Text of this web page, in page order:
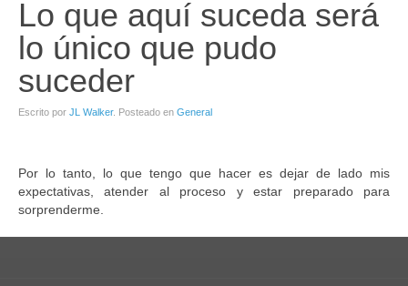
Lo que aquí suceda será
lo único que pudo
suceder
Escrito por JL Walker. Posteado en General
Por lo tanto, lo que tengo que hacer es dejar de lado mis
expectativas, atender al proceso y estar preparado para
sorprenderme.